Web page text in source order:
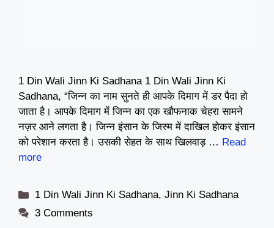
1 Din Wali Jinn Ki Sadhana 1 Din Wali Jinn Ki
Sadhana, “जिन्न का नाम सुनते ही आपके दिमाग में डर पैदा हो
जाता है। आपके दिमाग में जिन्न का एक खौफनाक चेहरा सामने
नज़र आने लगता है। जिन्न इंसान के जिस्म में दाखिल होकर इंसान
को परेशान करता है। उसकी सेहत के साथ खिलवाड़ … Read
more
Categories
1 Din Wali Jinn Ki Sadhana,Jinn Ki Sadhana
3 Comments